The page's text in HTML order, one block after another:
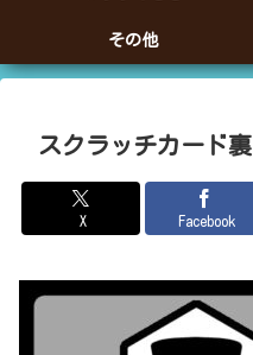
その他
スクラッチカード裏
X Facebook